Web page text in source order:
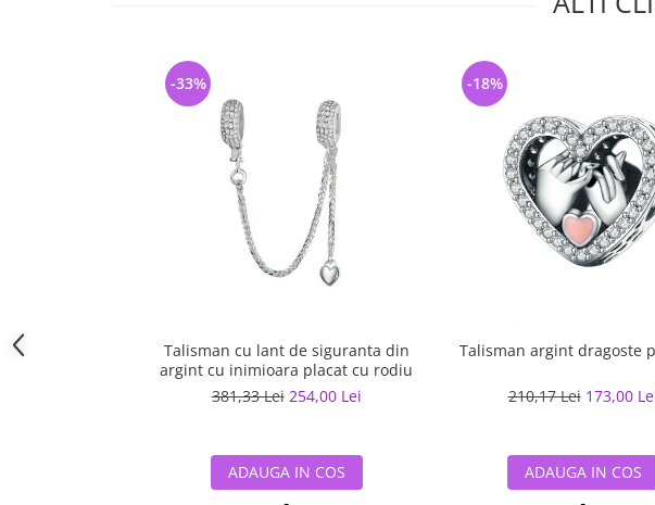
Talisman cu lant de siguranta din
argint cu inimioara placat cu rodiu
381,33 Lei 254,00 Lei
-33%
ADAUGA IN COS
Talisman argint dragoste
210,17 Lei 173,00
-18%
ADAUGA IN COS